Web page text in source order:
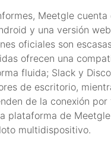
Meetgle
y una versión
oficiales son
ofrecen una
fluida; Slack y
de escritorio,
de la conexión
plataforma de
multidispositivo.